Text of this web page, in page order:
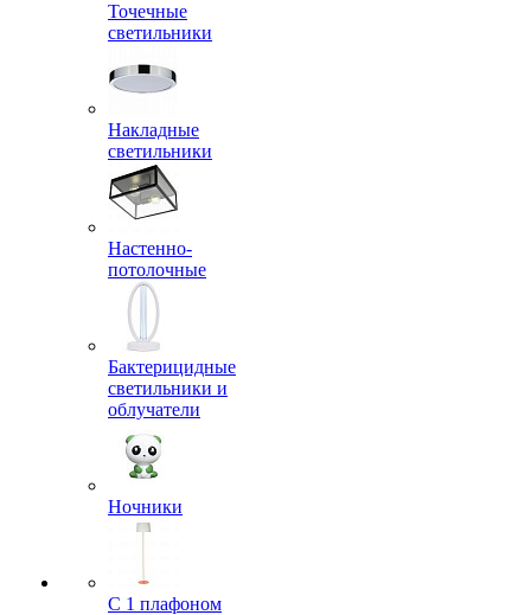
Точечные
светильники
Накладные
светильники
Настенно-
потолочные
Бактерицидные
светильники и
облучатели
Ночники
С 1 плафоном